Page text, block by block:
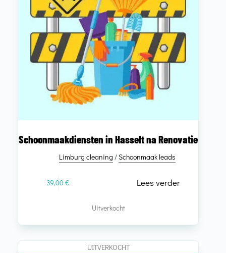
Schoonmaakdiensten in Hasselt na Renovatie
Limburg cleaning /Schoonmaak leads
39,00€ Lees verder
Uitverkocht
UITVERKOCHT